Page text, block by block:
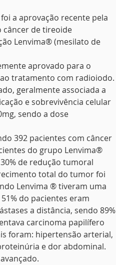
a aprovação recente pela
de tireoide
Lenvima® (mesilato de
aprovado para o
tratamento com radioiodo.
geralmente associada a
e sobrevivência celular
sendo a dose
392 pacientes com câncer
do grupo Lenvima®
de redução tumoral
total do tumor foi
Lenvima ® tiveram uma
do pacientes eram
a distância, sendo 89%
carcinoma papilífero
foram: hipertensão arterial,
e dor abdominal.